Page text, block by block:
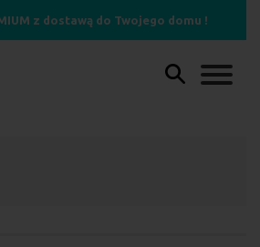
z dostawą do Twojego domu !